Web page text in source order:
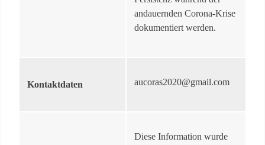
andauernden Corona-Krise
dokumentiert werden.
Kontaktdaten aucoras2020@gmail.com
Diese Information wurde